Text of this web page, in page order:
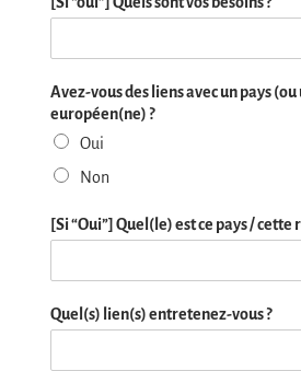
Avez-vous des liens avec un pays
européen(ne) ?
Oui
Non
[Si “Oui”] Quel(le) est ce pays / cette
Quel(s) lien(s) entretenez-vous ?